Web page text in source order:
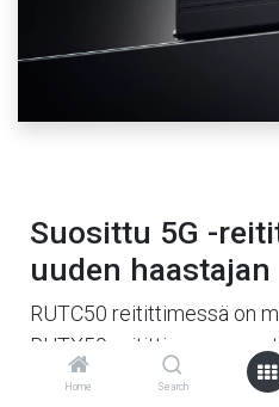
Home Search
Suosittu 5G -
uuden haastajan
RUTC50 reitittimessä on
RUTX50 reitittimeen
reitittimellä pärjää kyllä